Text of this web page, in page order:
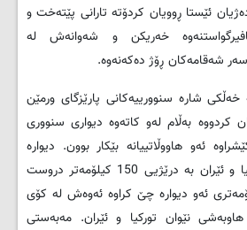
ئێستا ڕوویان کردۆتە تارانی پێتەخت و
خەریکن و شەوانەش لە
شەقامەکان ڕۆژ دەکەنەوە.
خەڵکی شارە سنوورییەکانی پارێزگای ورمێن
کردووە بەڵام لەو کاتەوە دیواری سنووری
ئەو هاووڵاتییانە بێکار بوون. دیوارە
سنوورییەکانی نێوان تورکیا و ئێران بە درێژیی 150 کیلۆمەتر دروست
و ئێستا 70 کیلۆمەتری ئەو دیوارە چێ کراوە ئەوەش لە کۆی
هاوبەشی نێوان تورکیا و ئێران. مەبەستی